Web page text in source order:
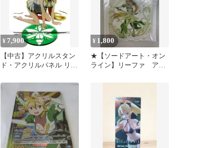
¥ 7,900
【中古】アクリルスタン
ド・アクリルパネル リー
&gt;&gt; アクリルスタン
ド 「ソードアート・オン
ライン アリシゼーション
War of
Underworld×AbemaTV」
アベマショッピング限定
¥ 1,800
★【ソードアート・オン
ライン】リーファ アク